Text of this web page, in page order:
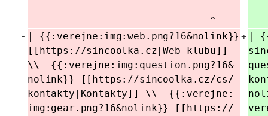
^
- | {{: verejne: img:web.png? 16&nolink}}
[[https://sincoolka.cz|Web klubu]]
\\ {{: verejne: img: question.png? 16&
nolink}} [[https://sincoolka.cz/cs/
kontakty|Kontakty]] \\ {{: verejne:
img: gear.png? 16&nolink}} [[https://
+
|